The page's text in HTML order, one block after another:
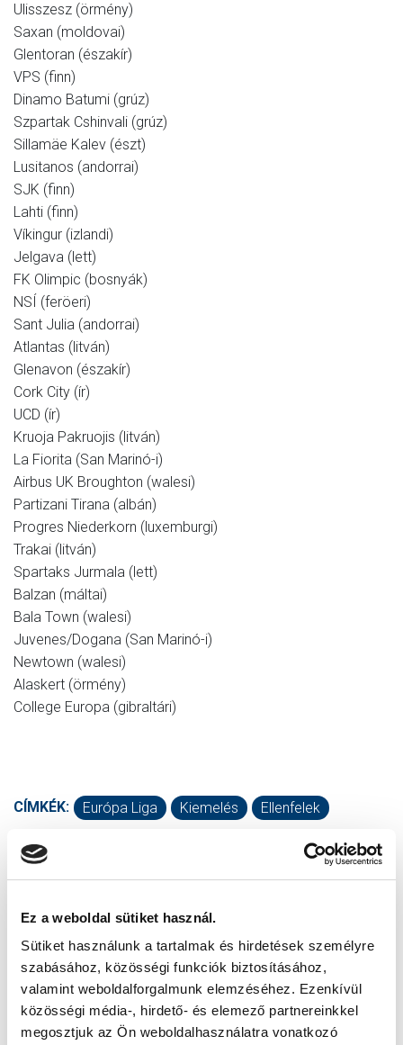
Ez a weboldal sütiket használ.
Sütiket használunk a tartalmak és hirdetések személyre
szabásához, közösségi funkciók biztosításához,
valamint weboldalforgalmunk elemzéséhez. Ezenkívül
közösségi média-, hirdető- és elemező partnereinkkel
megosztjuk az Ön weboldalhasználatra vonatkozó
Ulisszesz (örmény)
Saxan (moldovai)
Glentoran (északír)
VPS (finn)
Dinamo Batumi (grúz)
Szpartak Cshinvali (grúz)
Sillamäe Kalev (észt)
Lusitanos (andorrai)
SJK (finn)
Lahti (finn)
Víkingur (izlandi)
Jelgava (lett)
FK Olimpic (bosnyák)
NSÍ (feröeri)
Sant Julia (andorrai)
Atlantas (litván)
Glenavon (északír)
Cork City (ír)
UCD (ír)
Kruoja Pakruojis (litván)
La Fiorita (San Marinó-i)
Airbus UK Broughton (walesi)
Partizani Tirana (albán)
Progres Niederkorn (luxemburgi)
Trakai (litván)
Spartaks Jurmala (lett)
Balzan (máltai)
Bala Town (walesi)
Juvenes/Dogana (San Marinó-i)
Newtown (walesi)
Alaskert (örmény)
College Europa (gibraltári)
CÍMKÉK: Európa Liga Kiemelés Ellenfelek
KAPCSOLÓDÓ CIKKEK